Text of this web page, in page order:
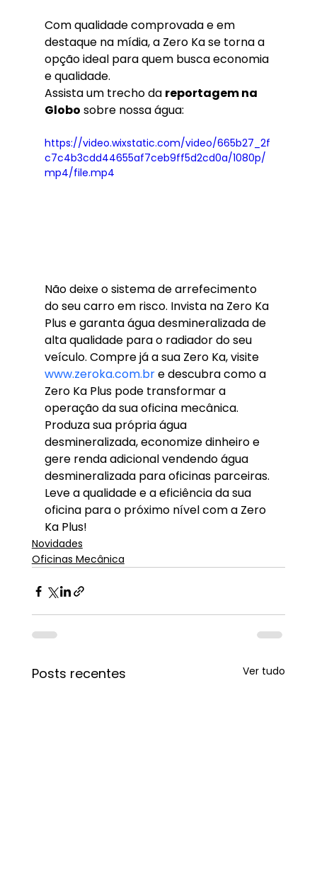
Com qualidade comprovada e em
destaque na mídia, a Zero Ka se torna a
opção ideal para quem busca economia
e qualidade.
Assista um trecho da reportagem na
Globo sobre nossa água:
https://video.wixstatic.com/video/665b27_2f
c7c4b3cdd44655af7ceb9ff5d2cd0a/1080p/
mp4/file.mp4
Não deixe o sistema de arrefecimento
do seu carro em risco. Invista na Zero Ka
Plus e garanta água desmineralizada de
alta qualidade para o radiador do seu
veículo. Compre já a sua Zero Ka, visite
www.zeroka.com.br e descubra como a
Zero Ka Plus pode transformar a
operação da sua oficina mecânica.
Produza sua própria água
desmineralizada, economize dinheiro e
gere renda adicional vendendo água
desmineralizada para oficinas parceiras.
Leve a qualidade e a eficiência da sua
oficina para o próximo nível com a Zero
Ka Plus!
Novidades
Oficinas Mecânica
Posts recentes Ver tudo